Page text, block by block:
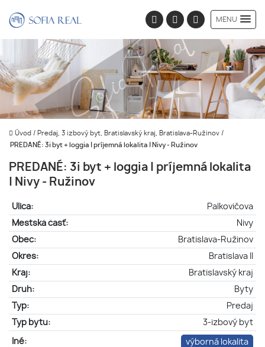
MENU
Úvod / Predaj, 3 izbový byt, Bratislavský kraj, Bratislava-Ružinov /
PREDANÉ: 3i byt + loggia | príjemná lokalita | Nivy - Ružinov
PREDANÉ: 3i byt + loggia | príjemná lokalita
| Nivy - Ružinov
Ulica:
Palkovičova
Mestská časť:
Nivy
Obec:
Bratislava-Ružinov
Okres:
Bratislava II
Kraj:
Bratislavský kraj
Druh:
Byty
Typ:
Predaj
Typ bytu:
3-izbový byt
Iné: výborná lokalita